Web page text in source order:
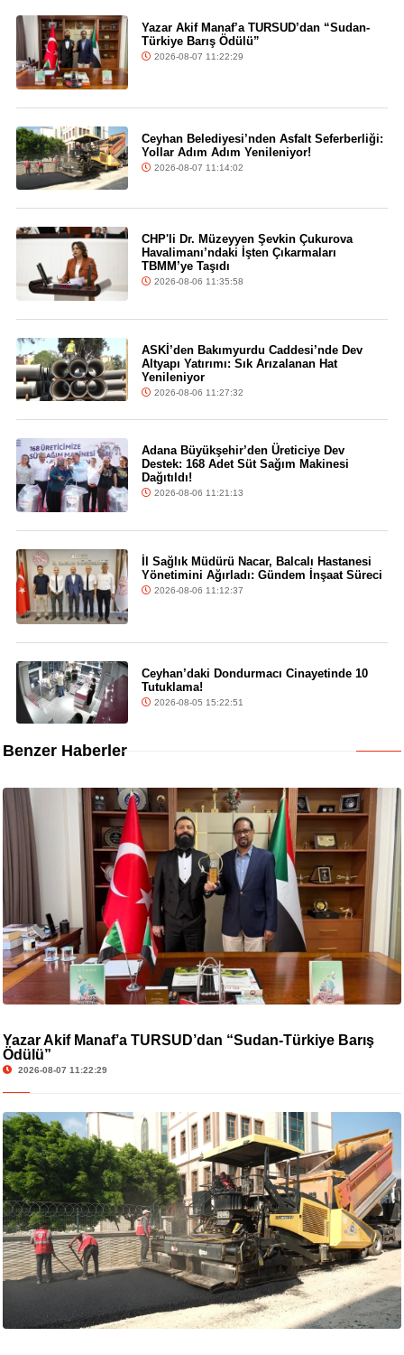
Yazar Akif Manaf’a TURSUD’dan “Sudan-
Türkiye Barış Ödülü”
2026-08-07 11:22:29
Ceyhan Belediyesi’nden Asfalt Seferberliği:
Yollar Adım Adım Yenileniyor!
2026-08-07 11:14:02
CHP'li Dr. Müzeyyen Şevkin Çukurova
Havalimanı’ndaki İşten Çıkarmaları
TBMM’ye Taşıdı
2026-08-06 11:35:58
ASKİ’den Bakımyurdu Caddesi’nde Dev
Altyapı Yatırımı: Sık Arızalanan Hat
Yenileniyor
2026-08-06 11:27:32
Adana Büyükşehir’den Üreticiye Dev
Destek: 168 Adet Süt Sağım Makinesi
Dağıtıldı!
2026-08-06 11:21:13
İl Sağlık Müdürü Nacar, Balcalı Hastanesi
Yönetimini Ağırladı: Gündem İnşaat Süreci
2026-08-06 11:12:37
Ceyhan’daki Dondurmacı Cinayetinde 10
Tutuklama!
2026-08-05 15:22:51
Benzer Haberler
Yazar Akif Manaf’a TURSUD’dan “Sudan-Türkiye Barış
Ödülü”
2026-08-07 11:22:29